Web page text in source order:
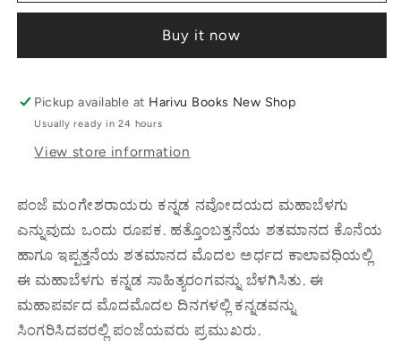
Buy it now
Pickup available at Harivu Books New Shop
Usually ready in 24 hours
View store information
ಪಂಜೆ ಮಂಗೇಶರಾಯರು ಕನ್ನಡ ನವೋದಯದ ಮಹಾಬೆಳಗು
ಎನ್ನುವುದು ಒಂದು ರೂಪಕ. ಹತ್ತೊಂಬತ್ತನೆಯ ಶತಮಾನದ ಕೊನೆಯ
ಹಾಗೂ ಇಪ್ಪತ್ತನೆಯ ಶತಮಾನದ ಮೊದಲ ಅರ್ಧದ ಕಾಲಾವಧಿಯಲ್ಲಿ
ಈ ಮಹಾಬೆಳಗು ಕನ್ನಡ ಸಾಹಿತ್ಯರಂಗವನ್ನು ಬೆಳಗಿಸಿತು. ಈ
ಮಹಾಪರ್ವದ ಮೊದಮೊದಲ ದಿನಗಳಲ್ಲಿ ಕನ್ನಡವನ್ನು
ಸಿಂಗರಿಸಿದವರಲ್ಲಿ ಪಂಜೆಯವರು ಪ್ರಮುಖರು.